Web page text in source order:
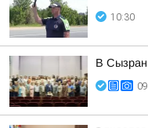
10:30
В